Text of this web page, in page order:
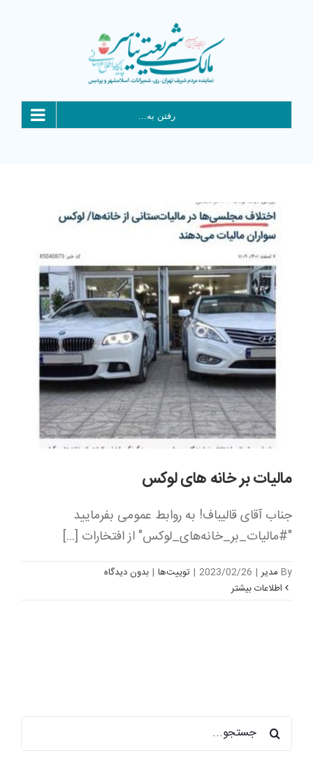
رفتن به...
مالیات بر خانه های لوکس
جناب آقای قالیباف! به روابط عمومی بفرمایید
"#مالیات_بر_خانه‌های_لوکس" از افتخارات [...]
By مدیر |
2023/02/26
| توییت‌ها | بدون ديدگاه
اطلاعات بیشتر
جستجو
برای: